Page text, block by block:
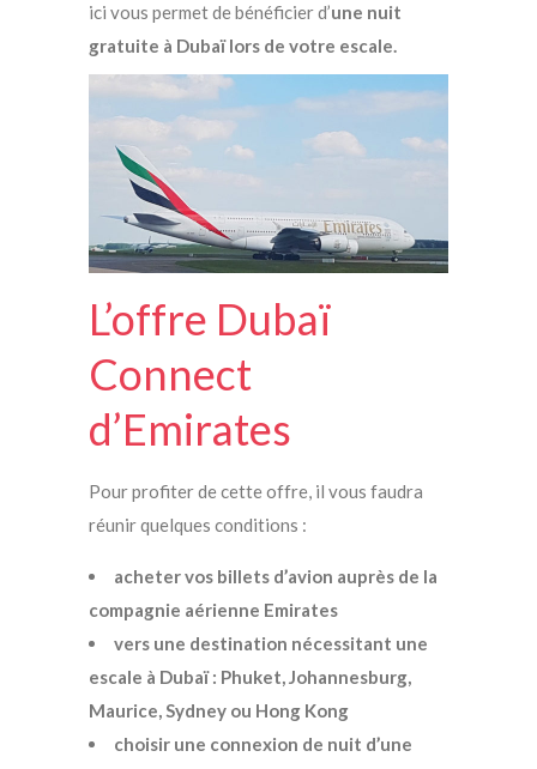
ici vous permet de bénéficier d’une nuit
gratuite à Dubaï lors de votre escale.
L’offre Dubaï
Connect
d’Emirates
Pour profiter de cette offre, il vous faudra
réunir quelques conditions :
acheter vos billets d’avion auprès de la
compagnie aérienne Emirates
vers une destination nécessitant une
escale à Dubaï : Phuket, Johannesburg,
Maurice, Sydney ou Hong Kong
choisir une connexion de nuit d’une